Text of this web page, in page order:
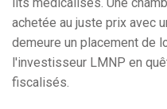
achetée au juste prix avec
demeure un placement de
l'investisseur LMNP en
fiscalisés.